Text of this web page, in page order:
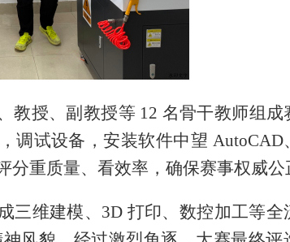
教授、副教授等 12 名骨干教师组成
调试设备，安装软件中望 AutoCAD
重质量、看效率，确保赛事权威公
三维建模、3D 打印、数控加工等全